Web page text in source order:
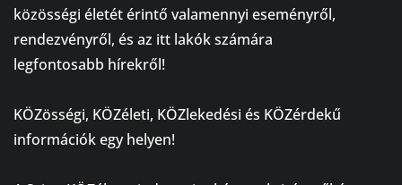
közösségi életét érintő valamennyi eseményről,
rendezvényről, és az itt lakók számára
legfontosabb hírekről!
KÖZösségi, KÖZéleti, KÖZlekedési és KÖZérdekű
információk egy helyen!